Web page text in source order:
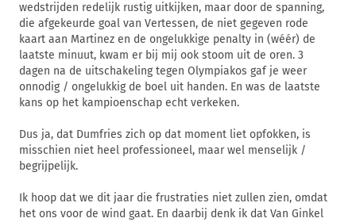
wedstrijden redelijk rustig uitkijken, maar door de spanning,
die afgekeurde goal van Vertessen, de niet gegeven rode
kaart aan Martinez en de ongelukkige penalty in (wéér) de
laatste minuut, kwam er bij mij ook stoom uit de oren. 3
dagen na de uitschakeling tegen Olympiakos gaf je weer
onnodig / ongelukkig de boel uit handen. En was de laatste
kans op het kampioenschap echt verkeken.
Dus ja, dat Dumfries zich op dat moment liet opfokken, is
misschien niet heel professioneel, maar wel menselijk /
begrijpelijk.
Ik hoop dat we dit jaar die frustraties niet zullen zien, omdat
het ons voor de wind gaat. En daarbij denk ik dat Van Ginkel